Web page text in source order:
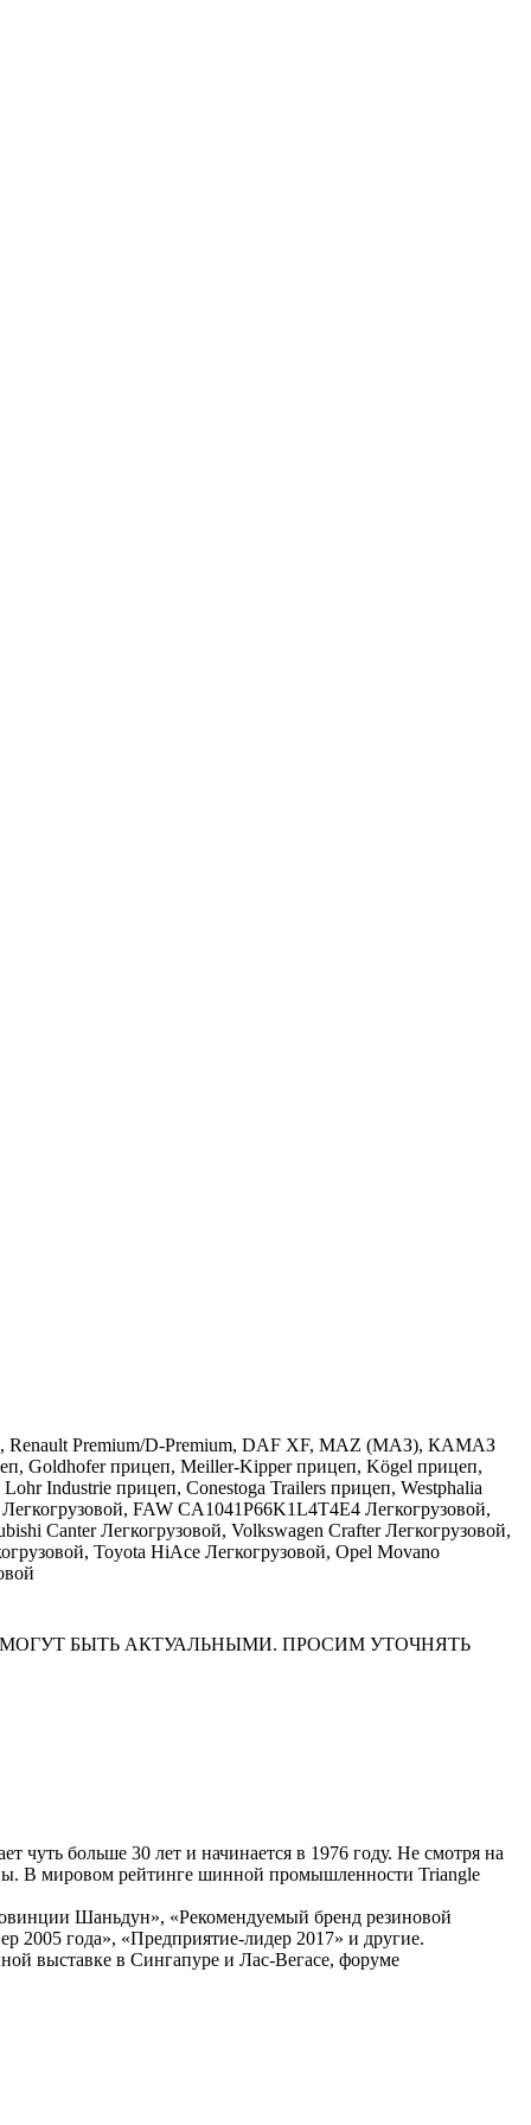
Renault Premium/D-Premium, DAF XF, MAZ (МАЗ), КАМАЗ
Goldhofer прицеп, Meiller-Kipper прицеп, Kögel прицеп,
Industrie прицеп, Conestoga Trailers прицеп, Westphalia
FAW CA1041P66K1L4T4E4 Легкогрузовой,
Canter Легкогрузовой, Volkswagen Crafter Легкогрузовой,
Toyota HiAce Легкогрузовой, Opel Movano
МОГУТ БЫТЬ АКТУАЛЬНЫМИ. ПРОСИМ УТОЧНЯТЬ
больше 30 лет и начинается в 1976 году. Не смотря на
В мировом рейтинге шинной промышленности Triangle
Шаньдун», «Рекомендуемый бренд резиновой
2005 года», «Предприятие-лидер 2017» и другие.
выставке в Сингапуре и Лас-Вегасе, форуме